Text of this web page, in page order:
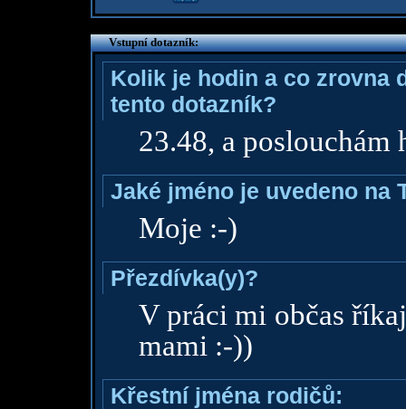
Vstupní dotazník:
Kolik je hodin a co zrovna
tento dotazník?
23.48, a poslouchám
Jaké jméno je uvedeno na
Moje :-)
Přezdívka(y)?
V práci mi občas
mami :-))
Křestní jména rodičů: